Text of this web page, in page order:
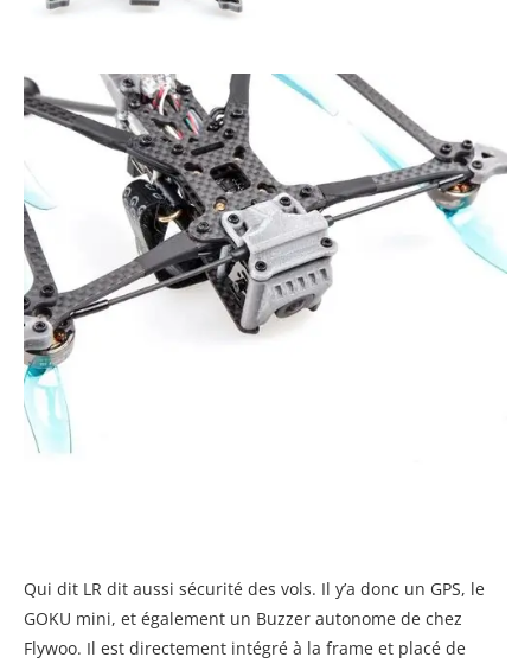
Qui dit LR dit aussi sécurité des vols. Il y’a donc un GPS, le
GOKU mini, et également un Buzzer autonome de chez
Flywoo. Il est directement intégré à la frame et placé de